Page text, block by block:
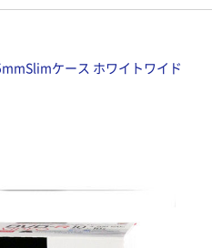
ケース ホワイトワイド